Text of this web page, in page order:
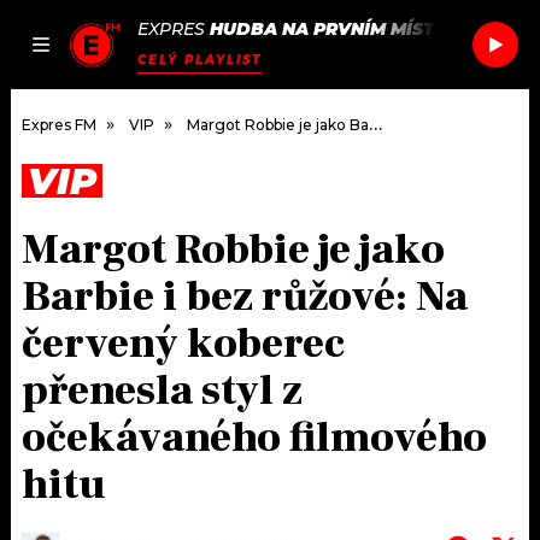
JAK
SEZNAM.CZ
EXPRES HUDBA NA PRVNÍM MÍSTĚ BRATRI
CELÝ PLAYLIST
DOMŮ
ČLÁNKY
HUDBA
ROZHOVORY
#NEBUDUDOMA
PODCASTY
JAK NALADIT
RÁDIO
APLIKACE
Expres FM VIP Margot Robbie je jako Barbie i bez růžové: Na červený koberec přenesla styl z očekávaného filmového hitu
VIP
Margot Robbie je jako
Barbie i bez růžové: Na
červený koberec
přenesla styl z
očekávaného filmového
hitu